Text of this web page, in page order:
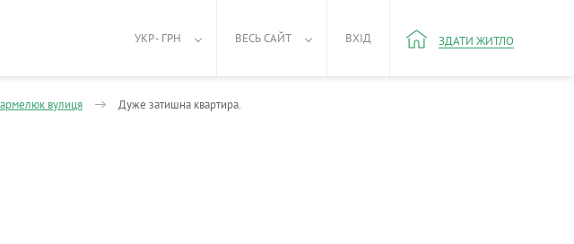
УКР - ГРН ВЕСЬ САЙТ ВХІД ЗДАТИ ЖИТЛО
вулиця Дуже затишна квартира.